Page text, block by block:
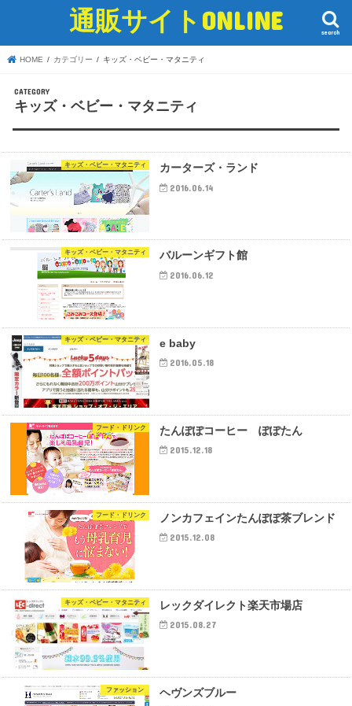
通販サイトONLINE search
HOME カテゴリー キッズ・ベビー・マタニティ
キッズ・ベビー・マタニティ
キッズ・ベビー・マタニティ カーターズ・ランド
2016.06.14
キッズ・ベビー・マタニティ バルーンギフト館
2016.06.12
キッズ・ベビー・マタニティ e baby
2016.05.18
フード・ドリンク たんぽぽコーヒー ぽぽたん
2015.12.18
フード・ドリンク ノンカフェインたんぽぽ茶ブレンド
2015.12.08
キッズ・ベビー・マタニティ レックダイレクト楽天市場店
2015.08.27
ファッション ヘヴンズブルー